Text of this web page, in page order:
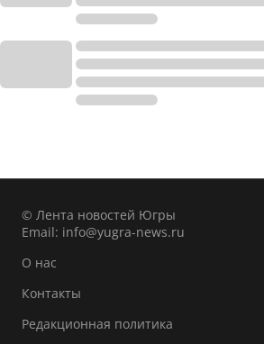
© Лента новостей Югры
Email: info@yugra-news.ru
О нас
Контакты
Редакционная политика